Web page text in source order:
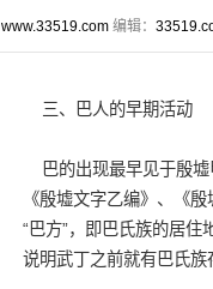
www.33519.com编辑：
三、巴人的早期活动
巴的出现最早见于殷墟
《殷墟文字乙编》、《
“巴方”，即巴氏族的居
说明武丁之前就有巴氏族